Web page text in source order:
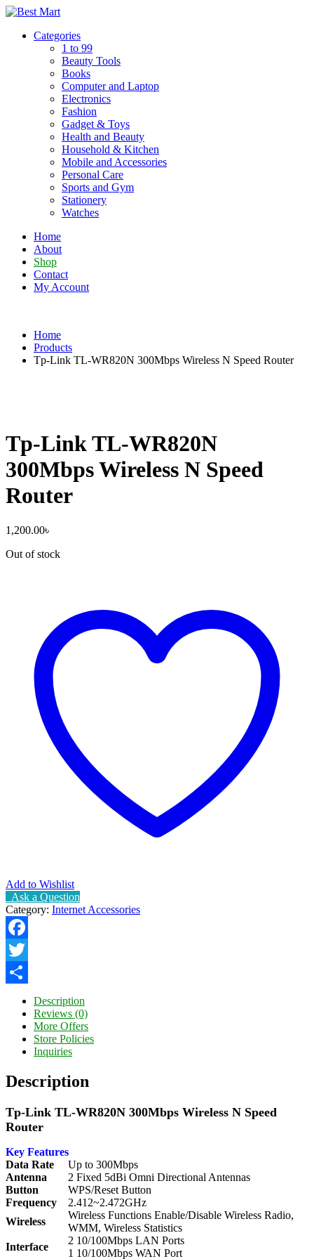
Skip
contentCategories
1 to 99
Beauty Tools
Books
Computer and Laptop
Electronics
Fashion
Gadget & Toys
Health and Beauty
Household & Kitchen
Mobile and Accessories
Personal Care
Sports and Gym
Stationery
Watches
Home
About
Shop
Contact
My Account
Home
Products
Tp-Link TL-WR820N 300Mbps Wireless N Speed Router
Tp-Link TL-WR820N
300Mbps Wireless N Speed
Router
1,200.00৳
Out of stock
Add to Wishlist
Ask a Question
Category: Internet Accessories
Facebook
Twitter
Description
Reviews (0)
More Offers
Store Policies
Inquiries
Description
Tp-Link TL-WR820N 300Mbps Wireless N Speed
Router
Key Features
Data Rate
Up to 300Mbps
Antenna
2 Fixed 5dBi Omni Directional Antennas
Button
WPS/Reset Button
Frequency
2.412~2.472GHz
Wireless
Wireless Functions Enable/Disable Wireless Radio,
WMM, Wireless Statistics
Interface
2 10/100Mbps LAN Ports
1 10/100Mbps WAN Port